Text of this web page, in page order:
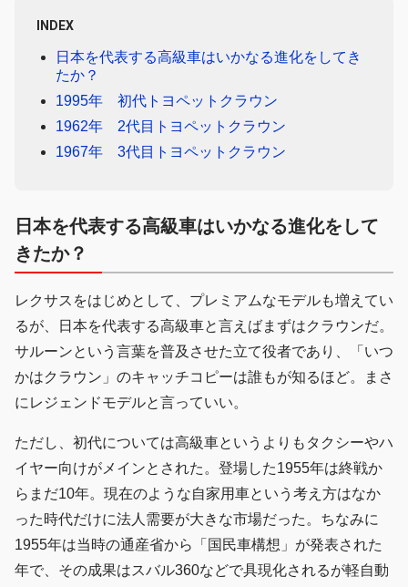
INDEX
日本を代表する高級車はいかなる進化をしてき
たか？
1995年 初代トヨペットクラウン
1962年 2代目トヨペットクラウン
1967年 3代目トヨペットクラウン
日本を代表する高級車はいかなる進化をして
きたか？
レクサスをはじめとして、プレミアムなモデルも増えてい
るが、日本を代表する高級車と言えばまずはクラウンだ。
サルーンという言葉を普及させた立て役者であり、「いつ
かはクラウン」のキャッチコピーは誰もが知るほど。まさ
にレジェンドモデルと言っていい。
ただし、初代については高級車というよりもタクシーやハ
イヤー向けがメインとされた。登場した1955年は終戦か
らまだ10年。現在のような自家用車という考え方はなか
った時代だけに法人需要が大きな市場だった。ちなみに
1955年は当時の通産省から「国民車構想」が発表された
年で、その成果はスバル360などで具現化されるが軽自動